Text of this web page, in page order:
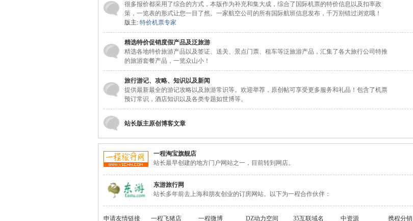
网
很多报价都采用了综合的方式，本版作为补充和集大成，综合了国际机票的特价信息以及扣率政
策，一览表的形式让您一目了然。一家航空公司的所有国际航班信息发布，千万别错过浏览哦！
版主: 特价机票专家
精选特价促销度假产品及泛旅游
精选各地特价旅游产品以及签证、送关、景点门票、租车等泛旅游产品，汇集了各大旅行公司特推
的旅游套餐产品，一览众山小！
旅行游记、攻略、知识以及新闻
提供最新最全的游记攻略以及旅游常识等。欢迎举荐，原创帖可享受更多服务和礼品！包含了机票
预订常识，酒店知识以及各类专题如世博等。
站长版主原创博客文章
一程淘宝旗舰店
站长最早创建的地方门户网站之一，目前转到网店。
东游旅行网
站长多年前去上海和朋友创业的订房网站。以下为一程合作伙伴：
申请友情链接 一程飞猪店 一程微博 DZ动力空间 35互联域名 中资源 携程分销